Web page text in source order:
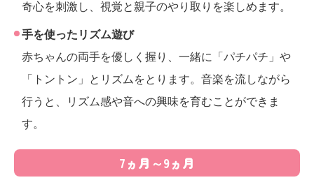
奇心を刺激し、視覚と親子のやり取りを楽しめます。
手を使ったリズム遊び
赤ちゃんの両手を優しく握り、一緒に「パチパチ」や
「トントン」とリズムをとります。音楽を流しながら
行うと、リズム感や音への興味を育むことができま
す。
7ヵ月～9ヵ月